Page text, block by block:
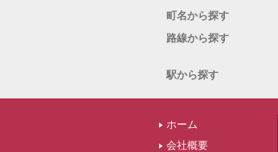
町名から探す
路線から探す
駅から探す
ホーム
会社概要